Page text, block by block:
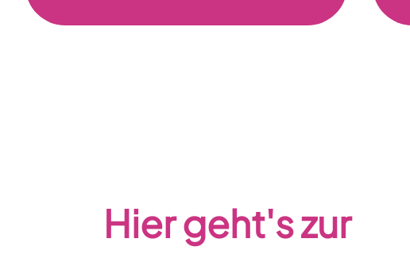
Hier geht's zur